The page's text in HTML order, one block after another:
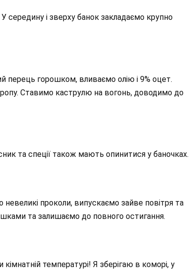
середину і зверху банок закладаємо крупно
перець горошком, вливаємо олію і 9% оцет.
Ставимо каструлю на вогонь, доводимо до
та спеції також мають опинитися у баночках.
проколи, випускаємо зайве повітря та
та залишаємо до повного остигання.
температурі! Я зберігаю в коморі, у